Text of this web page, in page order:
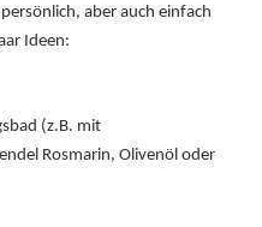
aber auch einfach
Ideen:
(z.B. mit
Rosmarin, Olivenöl oder